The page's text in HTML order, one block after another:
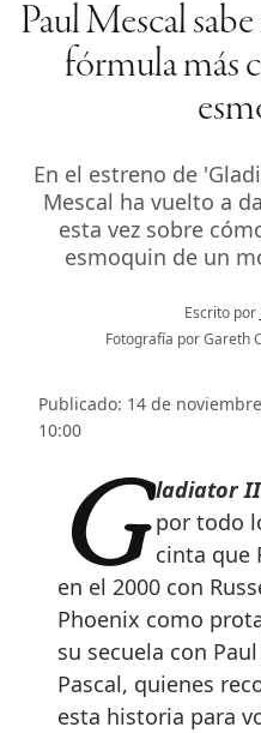
Paul Mescal
fórmula más
En el estreno de
Mescal ha vuelto a
esta vez sobre
esmoquin de un
Escrito por
Fotografía por Gareth
Publicado: 14 de
10:00
Gladiator II
por todo
cinta que
en el 2000 con
Phoenix como
su secuela con
Pascal, quienes
esta historia para